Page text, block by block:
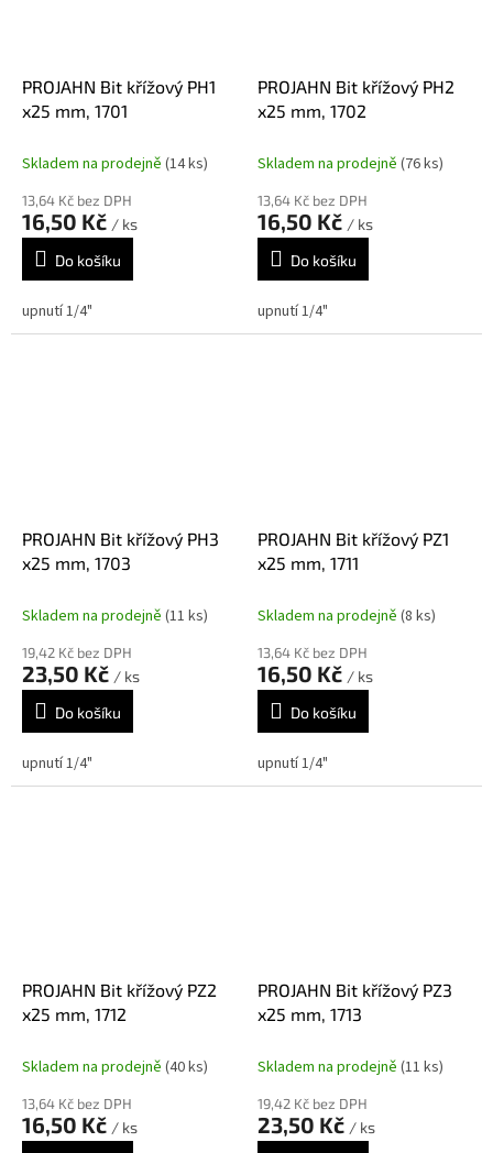
PROJAHN Bit křížový PH1
x25 mm, 1701
Skladem na prodejně (14 ks)
13,64 Kč bez DPH
16,50 Kč / ks
Do košíku
upnutí 1/4"
PROJAHN Bit křížový PH2
x25 mm, 1702
Skladem na prodejně (76 ks)
13,64 Kč bez DPH
16,50 Kč / ks
Do košíku
upnutí 1/4"
PROJAHN Bit křížový PH3
x25 mm, 1703
Skladem na prodejně (11 ks)
19,42 Kč bez DPH
23,50 Kč / ks
Do košíku
upnutí 1/4"
PROJAHN Bit křížový PZ1
x25 mm, 1711
Skladem na prodejně (8 ks)
13,64 Kč bez DPH
16,50 Kč / ks
Do košíku
upnutí 1/4"
PROJAHN Bit křížový PZ2
x25 mm, 1712
Skladem na prodejně (40 ks)
13,64 Kč bez DPH
16,50 Kč / ks
PROJAHN Bit křížový PZ3
x25 mm, 1713
Skladem na prodejně (11 ks)
19,42 Kč bez DPH
23,50 Kč / ks